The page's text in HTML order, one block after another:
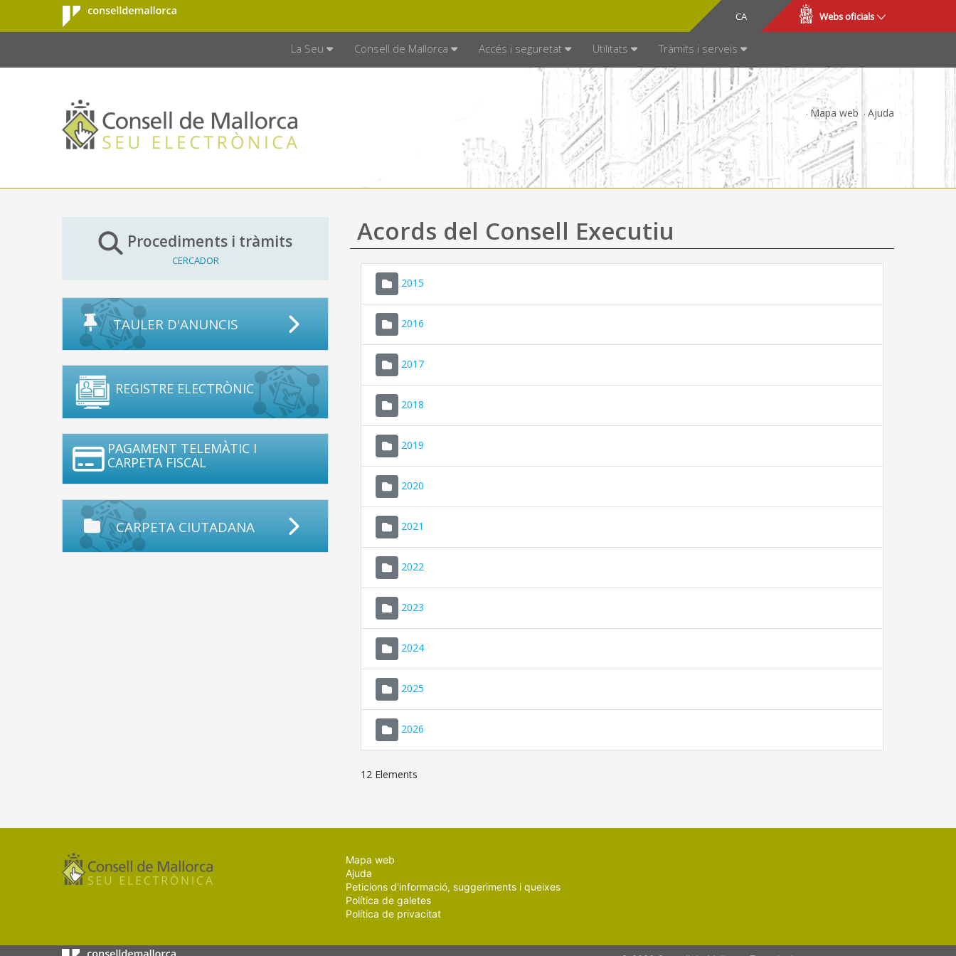
Salta al contingut principal
Consell de
Mallorca
CA
ES Webs oficials
La Seu Consell de Mallorca Accés i seguretat Utilitats Tràmits i serveis
Mapa web Ajuda
Procediments i tràmits
CERCADOR
TAULER D'ANUNCIS
REGISTRE ELECTRÒNIC
PAGAMENT TELEMÀTIC I
CARPETA FISCAL
CARPETA CIUTADANA
Acords del Consell Executiu
2015
2016
2017
2018
2019
2020
2021
2022
2023
2024
2025
2026
12 Elements
Mapa web
Ajuda
Peticions d'informació, suggeriments i queixes
Política de galetes
Política de privacitat